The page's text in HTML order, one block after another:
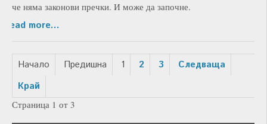
вече няма законови пречки. И може да започне.
Read more...
Начало Предишна 1 2 3
Следваща
Край
Страница 1 от 3